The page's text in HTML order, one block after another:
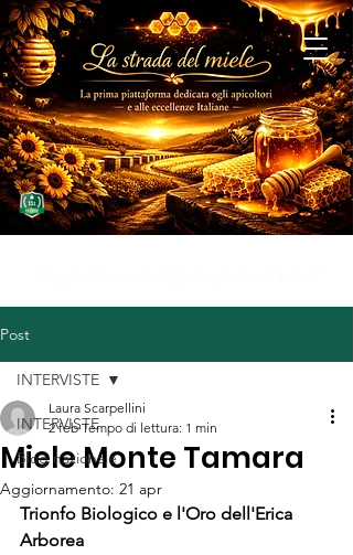
Post
INTERVISTE
Blog nazionale
INTERVISTE
Miele Monte Tamara
Laura Scarpellini
2 feb Tempo di lettura: 1 min
Aggiornamento: 21 apr
Trionfo Biologico e l'Oro dell'Erica
Arborea